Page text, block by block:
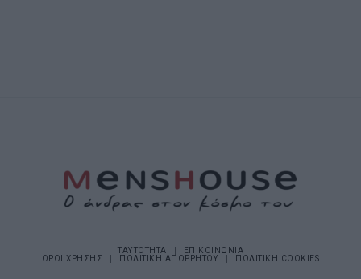
ΤΑΥΤΟΤΗΤΑ
ΕΠΙΚΟΙΝΩΝΙΑ
ΟΡΟΙ ΧΡΗΣΗΣ
ΠΟΛΙΤΙΚΗ ΑΠΟΡΡΗΤΟΥ ΠΟΛΙΤΙΚΗ COOKIES